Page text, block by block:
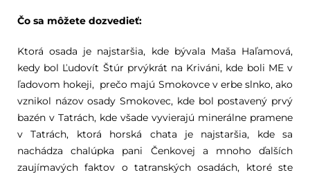
Čo sa môžete dozvedieť:
Ktorá osada je najstaršia, kde bývala Maša Haľamová,
kedy bol Ľudovít Štúr prvýkrát na Kriváni, kde boli ME v
ľadovom hokeji, prečo majú Smokovce v erbe slnko, ako
vznikol názov osady Smokovec, kde bol postavený prvý
bazén v Tatrách, kde všade vyvierajú minerálne pramene
v Tatrách, ktorá horská chata je najstaršia, kde sa
nachádza chalúpka pani Čenkovej a mnoho ďalších
zaujímavých faktov o tatranských osadách, ktoré ste